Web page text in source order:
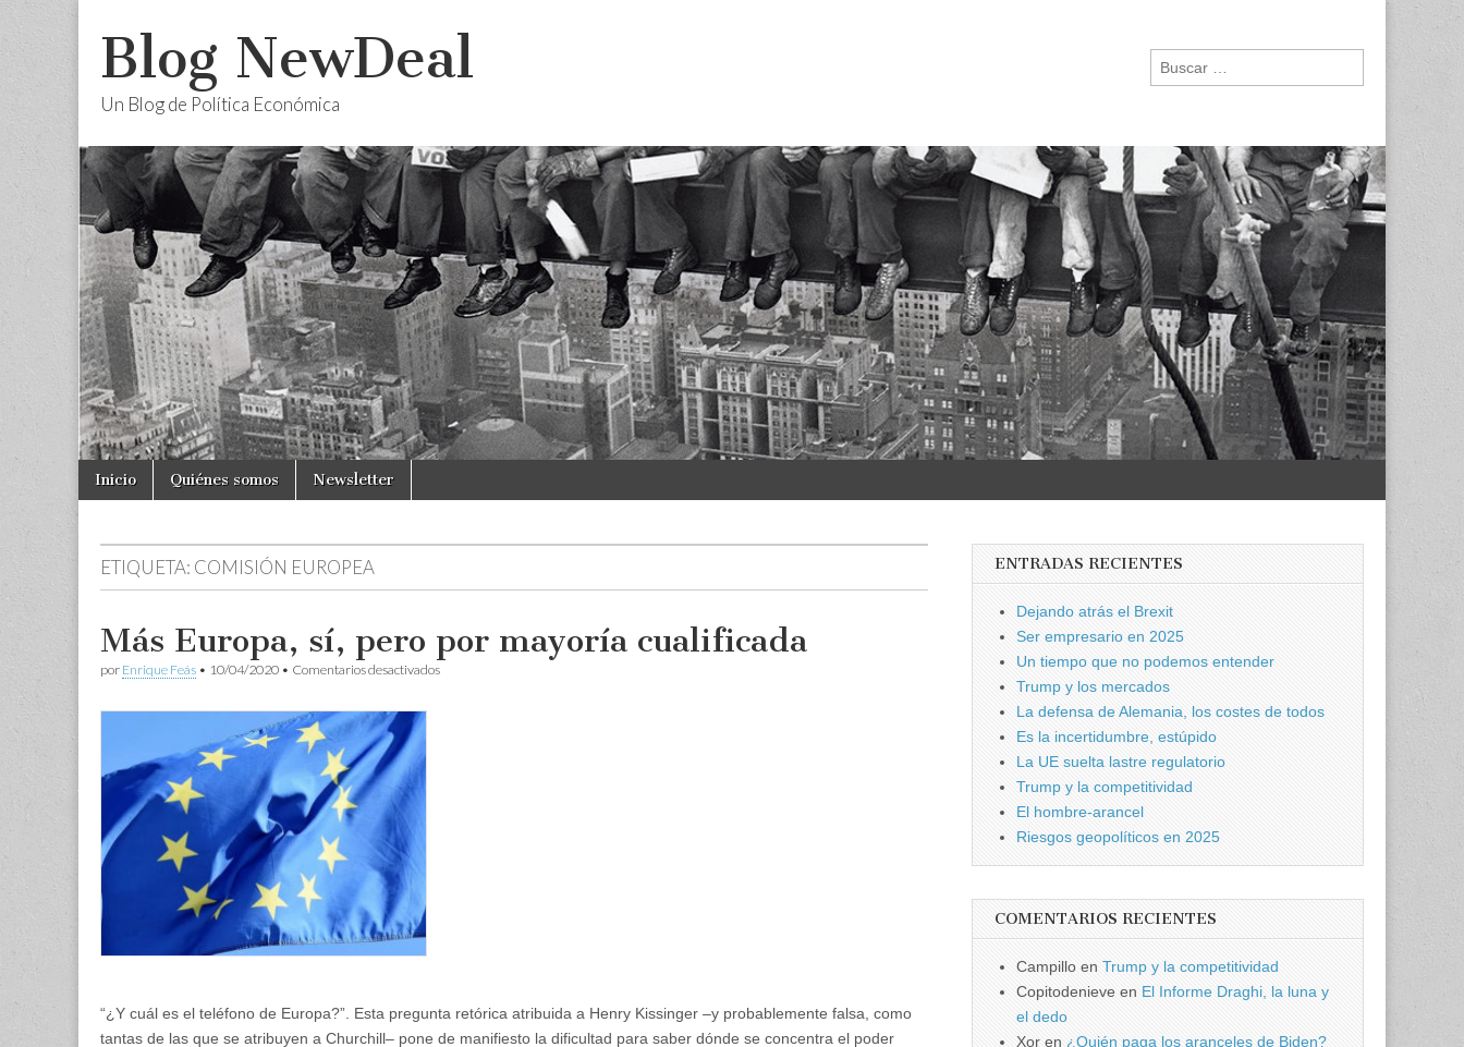
Blog NewDeal
Un Blog de Política Económica
Buscar:
Main
menu
Skip
Inicio Quiénes somos Newsletter
ETIQUETA: COMISIÓN EUROPEA
Más Europa, sí, pero por mayoría cualificada
por Enrique Feás • 10/04/2020 • Comentarios desactivadosen
“¿Y cuál es el teléfono de Europa?”. Esta pregunta retórica atribuida a Henry Kissinger –y probablemente falsa, como
tantas de las que se atribuyen a Churchill– pone de manifiesto la dificultad para saber dónde se concentra el poder
ENTRADAS RECIENTES
Dejando atrás el Brexit
Ser empresario en 2025
Un tiempo que no podemos entender
Trump y los mercados
La defensa de Alemania, los costes de todos
Es la incertidumbre, estúpido
La UE suelta lastre regulatorio
Trump y la competitividad
El hombre-arancel
Riesgos geopolíticos en 2025
COMENTARIOS RECIENTES
Campillo enTrump y la competitividad
Copitodenieve en El Informe Draghi, la luna y
el dedo
Xor en ¿Quién paga los aranceles de Biden?